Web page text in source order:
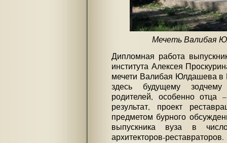
Мечеть Валибая
Дипломная работа
института Алексея
мечети Валибая Юлдашева
здесь будущему
родителей, особенно отца
результат, проект
предметом бурного
выпускника вуза в
архитекторов-реставраторов.